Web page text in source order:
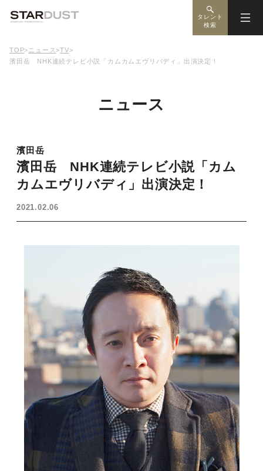
タレント
検索
TOP> ニュース>TV>
濱田岳 NHK連続テレビ小説「カムカムエヴリバディ」出演決定！
ニュース
濱田岳
濱田岳 NHK連続テレビ小説「カム
カムエヴリバディ」出演決定！
2021.02.06